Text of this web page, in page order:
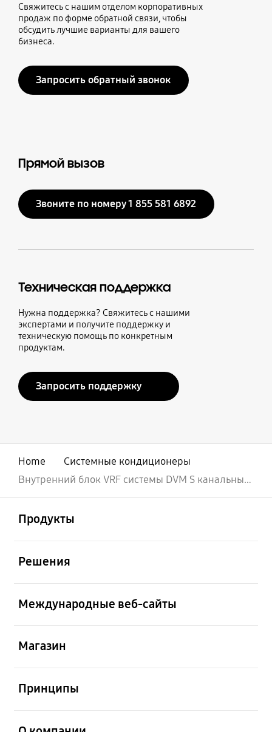
Свяжитесь с нашим отделом корпоративных
продаж по форме обратной связи, чтобы
обсудить лучшие варианты для вашего
бизнеса.
Запросить обратный звонок
Прямой вызов
Звоните по номеру 1 855 581 6892
Техническая поддержка
Нужна поддержка? Свяжитесь с нашими
экспертами и получите поддержку и
техническую помощь по конкретным
продуктам.
Запросить поддержку
Home
Системные кондиционеры
Внутренний блок VRF системы DVM S канальный, высоконапорный. Дренажный насос опция: MDP-N047SNC1D
Продукты
Решения
Международные веб-сайты
Магазин
Принципы